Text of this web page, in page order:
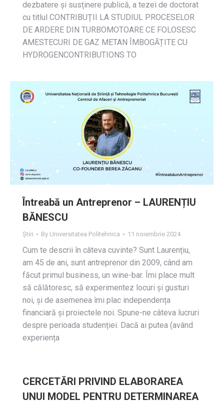
dezbatere și susținere publică, a tezei de doctorat
cu titlul CONTRIBUȚII LA STUDIUL PROCESELOR
DE ARDERE DIN TURBOMOTOARE CE FOLOSESC
AMESTECURI DE GAZ METAN ÎMBOGĂȚITE CU
HYDROGENCONTRIBUTIONS TO
Întreabă un Antreprenor – LAURENȚIU
BĂNESCU
Știri By Universitatea Politehnica 11 noiembrie 2024
Cum te descrii în câteva cuvinte? Sunt Laurențiu,
am 45 de ani, sunt antreprenor din 2009, când am
făcut primul business, un wine-bar. Îmi place mult
să călătoresc, să experimentez locuri și gusturi
noi, și de asemenea îmi plac independența
financiară și proiectele noi. Spune-ne câteva lucruri
despre perioada studenției. Dacă ai putea (având
experiența
CERCETĂRI PRIVIND ELABORAREA
UNUI MODEL PENTRU DETERMINAREA